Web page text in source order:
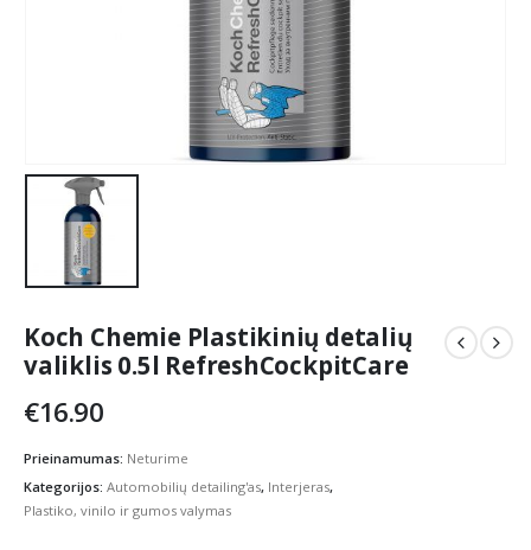
Koch Chemie Plastikinių detalių
valiklis 0.5l RefreshCockpitCare
€16.90
Prieinamumas: Neturime
Kategorijos: Automobilių detailing'as, Interjeras,
Plastiko, vinilo ir gumos valymas